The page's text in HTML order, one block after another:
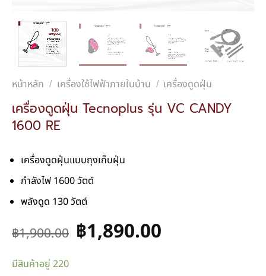
หน้าหลัก / เครื่องใช้ไฟฟ้าภายในบ้าน / เครื่องดูดฝุ่น
เครื่องดูดฝุ่น Tecnoplus รุ่น VC CANDY
1600 RE
เครื่องดูดฝุ่นแบบถุงเก็บฝุ่น
กำลังไฟ 1600 วัตต์
พลังดูด 130 วัตต์
฿1,900.00 ฿1,890.00
มีสินค้าอยู่ 220